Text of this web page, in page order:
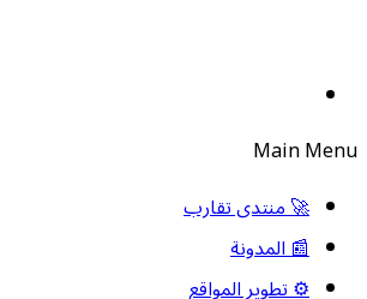
Main Menu
🚀 منتدى تقارب
📰 المدونة
⚙️ تطوير المواقع